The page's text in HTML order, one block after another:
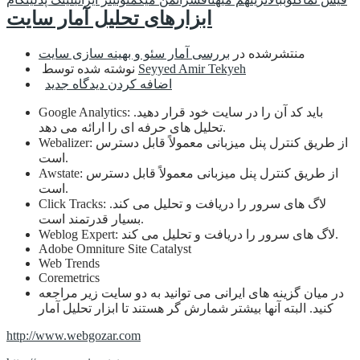
ابزارهای تحلیل آمار سایت
منتشرشده در بررسی آمار سئو و بهینه سازی سایت
Seyyed Amir Tekyeh
اضافه کردن دیدگاه جدید
Google Analytics: باید کد آن را در سایت خود قرار دهید.
تحلیل های حرفه ای را ارائه می دهد.
Webalizer: از طریق کنترل پنل میزبانی معمولاً قابل دسترس
است.
Awstate: از طریق کنترل پنل میزبانی معمولاً قابل دسترس
است.
Click Tracks: لاگ های سرور را دریافت و تحلیل می کند.
بسیار قدرتمند است.
Weblog Expert: لاگ های سرور را دریافت و تحلیل می کند.
Adobe Omniture Site Catalyst
Web Trends
Coremetrics
در میان گزینه های ایرانی می توانید به دو سایت زیر مراجعه
کنید. البته آنها بیشتر شمارش گر هستند تا ابزار تحلیل آمار
http://www.webgozar.com